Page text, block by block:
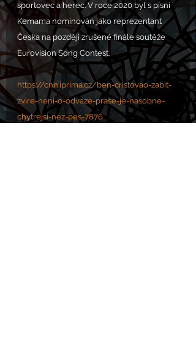
sportovec a herec. V roce 2020 byl s písní
Kemama nominován jako reprezentant
Česka na později zrušené finále soutěže
Eurovision Song Contest.
https://cnn.iprima.cz/ben-cristovao-zabit-
zvire-neni-o-odvaze-prase-je-nasobne-
chytrejsi-nez-pes-7876